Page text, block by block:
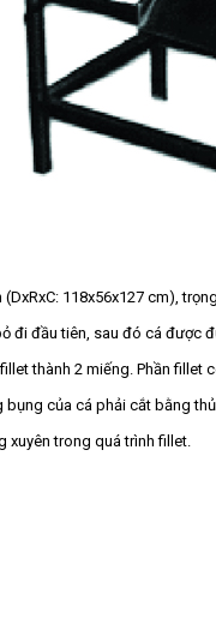
118x56x127 cm),
đi đầu tiên, sau đó cá được
thành 2 miếng. Phần
của cá phải cắt bằng
xuyên trong quá trình fillet.